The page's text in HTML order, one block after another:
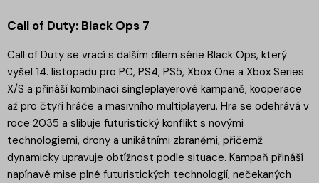
Call of Duty: Black Ops 7
Call of Duty se vrací s dalším dílem série Black Ops, který
vyšel 14. listopadu pro PC, PS4, PS5, Xbox One a Xbox Series
X/S a přináší kombinaci singleplayerové kampaně, kooperace
až pro čtyři hráče a masivního multiplayeru. Hra se odehrává v
roce 2035 a slibuje futuristický konflikt s novými
technologiemi, drony a unikátními zbraněmi, přičemž
dynamicky upravuje obtížnost podle situace. Kampaň přináší
napínavé mise plné futuristických technologií, nečekaných